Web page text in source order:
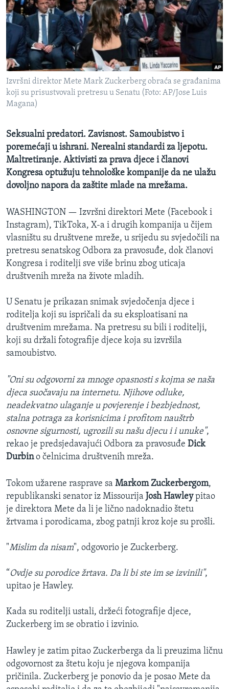
MAGAZIN
O GLASU AMERIKE
Learning English
PRATITE NAS
Jezici
Izvršni direktor Mete Mark Zuckerberg obraća se građanima
koji su prisustvovali pretresu u Senatu (Foto: AP/Jose Luis
Magana)
Seksualni predatori. Zavisnost. Samoubistvo i
poremećaji u ishrani. Nerealni standardi za ljepotu.
Maltretiranje. Aktivisti za prava djece i članovi
Kongresa optužuju tehnološke kompanije da ne ulažu
dovoljno napora da zaštite mlade na mrežama.
WASHINGTON — Izvršni direktori Mete (Facebook i
Instagram), TikToka, X-a i drugih kompanija u čijem
vlasništu su društvene mreže, u srijedu su svjedočili na
pretresu senatskog Odbora za pravosuđe, dok članovi
Kongresa i roditelji sve više brinu zbog uticaja
društvenih mreža na živote mladih.
U Senatu je prikazan snimak svjedočenja djece i
roditelja koji su ispričali da su eksploatisani na
društvenim mrežama. Na pretresu su bili i roditelji,
koji su držali fotografije djece koja su izvršila
samoubistvo.
"Oni su odgovorni za mnoge opasnosti s kojma se naša
djeca suočavaju na internetu. Njihove odluke,
neadekvatno ulaganje u povjerenje i bezbjednost,
stalna potraga za korisnicima i profitom nauštrb
osnovne sigurnosti, ugrozili su našu djecu i i unuke",
rekao je predsjedavajući Odbora za pravosuđe Dick
Durbino čelnicima društvenih mreža.
Tokom užarene rasprave sa Markom Zuckerbergom,
republikanski senator iz Missourija Josh Hawleypitao
je direktora Mete da li je lično nadoknadio štetu
žrtvama i porodicama, zbog patnji kroz koje su prošli.
"Mislim da nisam", odgovorio je Zuckerberg.
“Ovdje su porodice žrtava. Da li bi ste im se izvinili",
upitao je Hawley.
Kada su roditelji ustali, držeći fotografije djece,
Zuckerberg im se obratio i izvinio.
Hawley je zatim pitao Zuckerberga da li preuzima ličnu
odgovornost za štetu koju je njegova kompanija
pričinila. Zuckerberg je ponovio da je posao Mete da